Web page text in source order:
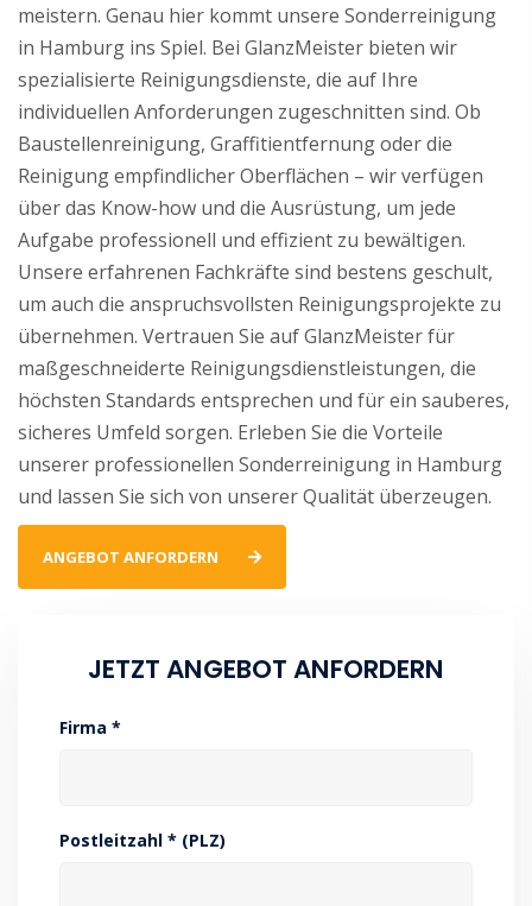
meistern. Genau hier kommt unsere Sonderreinigung
in Hamburg ins Spiel. Bei GlanzMeister bieten wir
spezialisierte Reinigungsdienste, die auf Ihre
individuellen Anforderungen zugeschnitten sind. Ob
Baustellenreinigung, Graffitientfernung oder die
Reinigung empfindlicher Oberflächen – wir verfügen
über das Know-how und die Ausrüstung, um jede
Aufgabe professionell und effizient zu bewältigen.
Unsere erfahrenen Fachkräfte sind bestens geschult,
um auch die anspruchsvollsten Reinigungsprojekte zu
übernehmen. Vertrauen Sie auf GlanzMeister für
maßgeschneiderte Reinigungsdienstleistungen, die
höchsten Standards entsprechen und für ein sauberes,
sicheres Umfeld sorgen. Erleben Sie die Vorteile
unserer professionellen Sonderreinigung in Hamburg
und lassen Sie sich von unserer Qualität überzeugen.
ANGEBOT ANFORDERN
JETZT ANGEBOT ANFORDERN
Firma *
Postleitzahl * (PLZ)